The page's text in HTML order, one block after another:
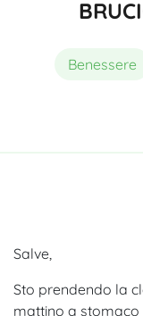
Benessere
Salve,
Sto prendendo la
mattino a stomaco